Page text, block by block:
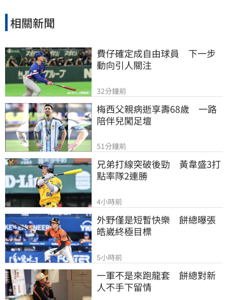
相關新聞
費仔確定成自由球員　下一步
動向引人關注
32分鐘前
梅西父親病逝享壽68歲　一路
陪伴兒闖足壇
51分鐘前
兄弟打線突破後勁　黃韋盛3打
點率隊2連勝
4小時前
外野僅是短暫快樂　餅總曝張
皓崴終極目標
5小時前
一軍不是來跑龍套　餅總對新
人不手下留情